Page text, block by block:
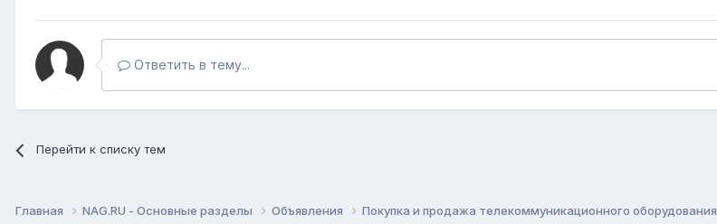
Ответить в тему...
Перейти к списку тем
Главная NAG.RU - Основные разделы Объявления Покупка и продажа телекоммуникационного оборудования